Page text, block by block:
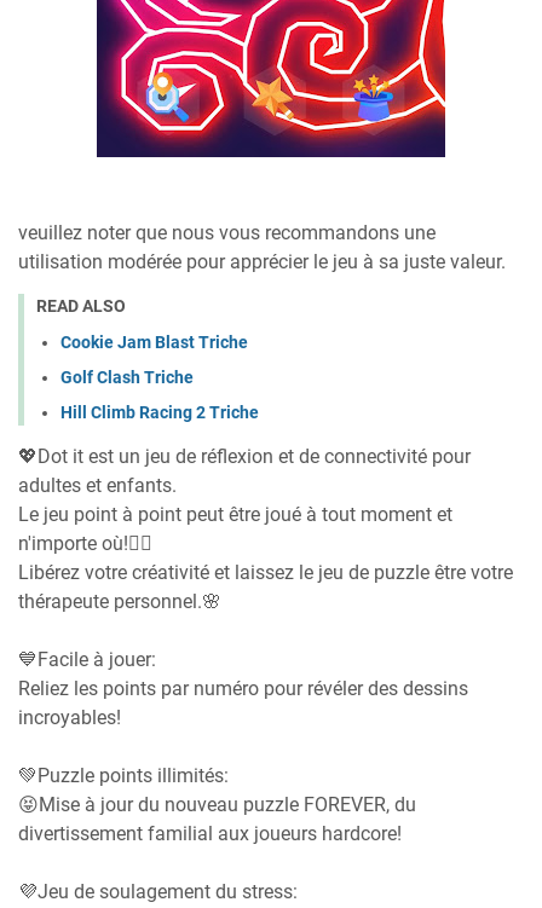
veuillez noter que nous vous recommandons une
utilisation modérée pour apprécier le jeu à sa juste valeur.
READ ALSO
Cookie Jam Blast Triche
Golf Clash Triche
Hill Climb Racing 2 Triche
💖Dot it est un jeu de réflexion et de connectivité pour
adultes et enfants.
Le jeu point à point peut être joué à tout moment et
n'importe où!👍🏼
Libérez votre créativité et laissez le jeu de puzzle être votre
thérapeute personnel.🌸
💙Facile à jouer:
Reliez les points par numéro pour révéler des dessins
incroyables!
💚Puzzle points illimités:
😝Mise à jour du nouveau puzzle FOREVER, du
divertissement familial aux joueurs hardcore!
💜Jeu de soulagement du stress: